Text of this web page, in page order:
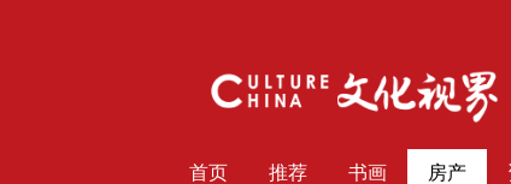
首页 推荐 书画 房产